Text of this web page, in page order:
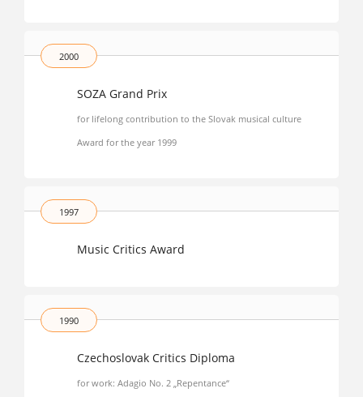
2000
SOZA Grand Prix
for lifelong contribution to the Slovak musical culture
Award for the year 1999
1997
Music Critics Award
1990
Czechoslovak Critics Diploma
for work: Adagio No. 2 „Repentance“